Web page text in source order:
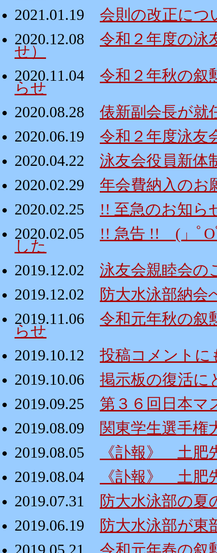
2021.01.19
会則の改正につ
2020.12.08
令和２年度の泳
せ）
2020.11.04
令和２年秋の叙
らせ
2020.08.28
俵新副会長が就
2020.06.19
令和２年度泳友
2020.04.22
泳友会役員新体
2020.02.29
年会費納入のお
2020.02.25
!! 至急のお知ら
2020.02.05
!! 急告 !! (」ﾟO
した
2019.12.02
泳友会親睦会
2019.12.02
防大水泳部納会
2019.11.06
令和元年秋の叙
らせ
2019.10.12
投稿コメントに
2019.10.06
掲示板の復活に
2019.09.25
第３６回日本マ
2019.08.09
関東学生選手権
2019.08.05
《訃報》 土肥
2019.08.04
《訃報》 土肥
2019.07.31
防大水泳部の夏
2019.06.19
防大水泳部が東